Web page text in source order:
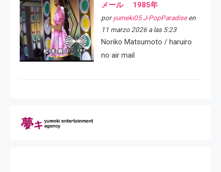
メール 1985年
por yumeki05 J-PopParadiseen
11 marzo 2026 a las 5:23
Noriko Matsumoto / haruiro
no air mail